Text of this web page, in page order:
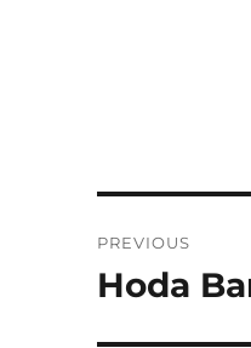
PREVIOUS
Previous
Hoda